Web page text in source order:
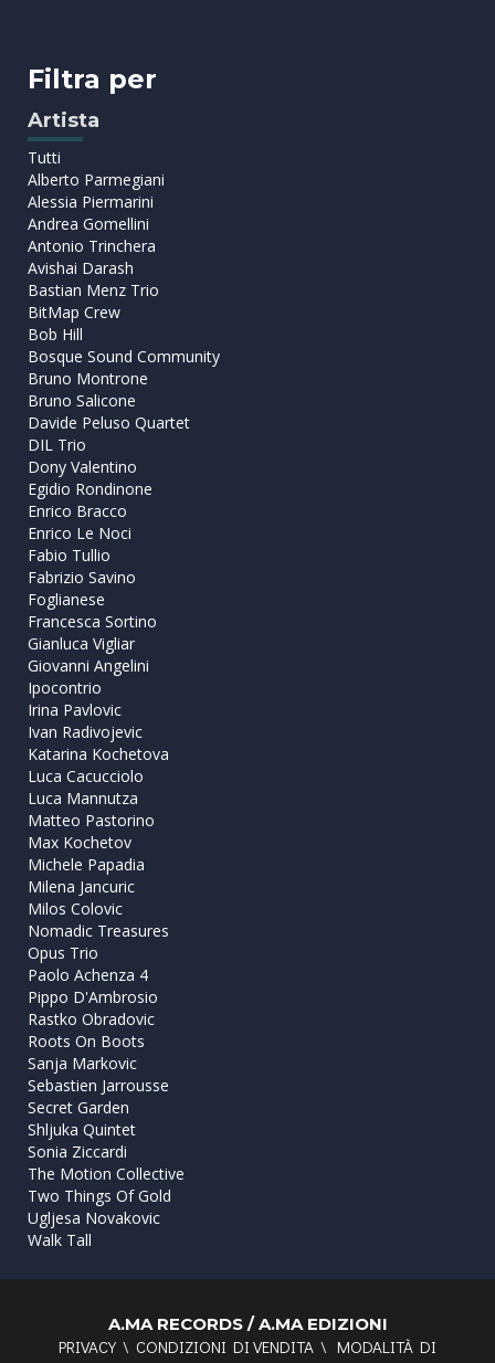
Filtra per
Artista
Tutti
Alberto Parmegiani
Alessia Piermarini
Andrea Gomellini
Antonio Trinchera
Avishai Darash
Bastian Menz Trio
BitMap Crew
Bob Hill
Bosque Sound Community
Bruno Montrone
Bruno Salicone
Davide Peluso Quartet
DIL Trio
Dony Valentino
Egidio Rondinone
Enrico Bracco
Enrico Le Noci
Fabio Tullio
Fabrizio Savino
Foglianese
Francesca Sortino
Gianluca Vigliar
Giovanni Angelini
Ipocontrio
Irina Pavlovic
Ivan Radivojevic
Katarina Kochetova
Luca Cacucciolo
Luca Mannutza
Matteo Pastorino
Max Kochetov
Michele Papadia
Milena Jancuric
Milos Colovic
Nomadic Treasures
Opus Trio
Paolo Achenza 4
Pippo D'Ambrosio
Rastko Obradovic
Roots On Boots
Sanja Markovic
Sebastien Jarrousse
Secret Garden
Shljuka Quintet
Sonia Ziccardi
The Motion Collective
Two Things Of Gold
Ugljesa Novakovic
Walk Tall
A.MA RECORDS / A.MA EDIZIONI
PRIVACY \ CONDIZIONI DI VENDITA \ MODALITÀ DI